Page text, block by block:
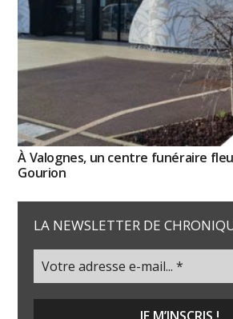
À Valognes, un centre funéraire
Gourion
LA NEWSLETTER DE